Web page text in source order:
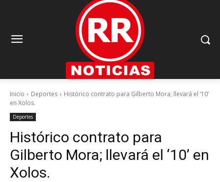
Inicio Deportes
Histórico contrato para Gilberto Mora; llevará el ‘10’
en Xolos.
Deportes
Histórico contrato para
Gilberto Mora; llevará el ‘10’ en
Xolos.